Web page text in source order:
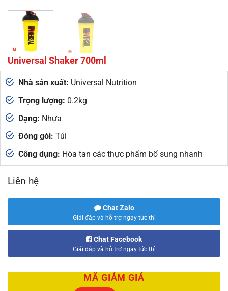
Universal Shaker 700ml
Nhà sản xuất: Universal Nutrition
Trọng lượng: 0.2kg
Dạng: Nhựa
Đóng gói: Túi
Công dụng: Hòa tan các thực phẩm bổ sung nhanh
Liên hệ
Chat Zalo
Giải đáp và hỗ trợ ngay tức thì
Chat Facebook
Giải đáp và hỗ trợ ngay tức thì
MÃ GIẢM GIÁ